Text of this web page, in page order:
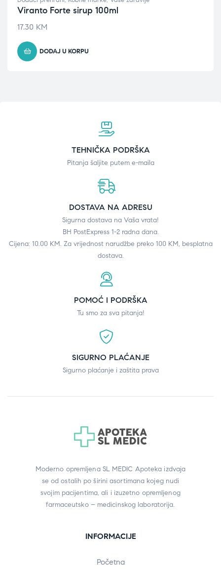
Viranto Forte sirup 100ml
17.30 KM
DODAJ U KORPU
TEHNIČKA PODRŠKA
Pitanja šaljite putem e-maila
DOSTAVA NA ADRESU
Sigurna dostava na Vaša vrata!
BH PostExpress 1-2 radna dana.
Cijena: 10.00 KM. Za vrijednost narudžbe preko 100 KM, besplatna
dostava.
POMOĆ I PODRŠKA
Tu smo za sva pitanja!
SIGURNO PLAĆANJE
Sigurno plaćanje i zaštita prava
Moderno opremljena SL MEDIC Apoteka izdvaja
se od ostalih po širini asortimana kojeg nudi
svojim pacijentima, ali i izuzetno opremljenog
farmaceutsko – medicinskog laboratorija.
INFORMACIJE
Početna